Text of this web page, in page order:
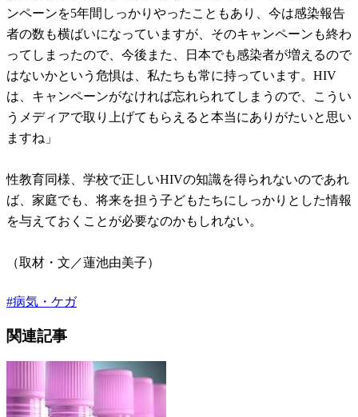
ンペーンを5年間しっかりやったこともあり、今は感染報告
者の数も横ばいになっていますが、そのキャンペーンも終わ
ってしまったので、今後また、日本でも感染者が増えるので
はないかという危惧は、私たちも常に持っています。HIV
は、キャンペーンがなければ忘れられてしまうので、こうい
うメディアで取り上げてもらえると本当にありがたいと思い
ますね」
性教育同様、学校で正しいHIVの知識を得られないのであれ
ば、家庭でも、将来を担う子どもたちにしっかりとした情報
を与えておくことが必要なのかもしれない。
（取材・文／蓮池由美子）
#病気・ケガ
関連記事